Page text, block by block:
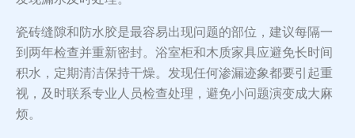
瓷砖缝隙和防水胶是最容易出现问题的部位，建议每隔一
到两年检查并重新密封。浴室柜和木质家具应避免长时间
积水，定期清洁保持干燥。发现任何渗漏迹象都要引起重
视，及时联系专业人员检查处理，避免小问题演变成大麻
烦。